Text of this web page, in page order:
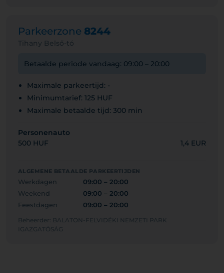
Parkeerzone 8244
Tihany Belső-tó
Betaalde periode vandaag: 09:00 – 20:00
Maximale parkeertijd: -
Minimumtarief: 125 HUF
Maximale betaalde tijd: 300 min
Personenauto
500 HUF
1,4 EUR
ALGEMENE BETAALDE PARKEERTIJDEN
Werkdagen
09:00 – 20:00
Weekend
09:00 – 20:00
Feestdagen
09:00 – 20:00
Beheerder: BALATON-FELVIDÉKI NEMZETI PARK
IGAZGATÓSÁG